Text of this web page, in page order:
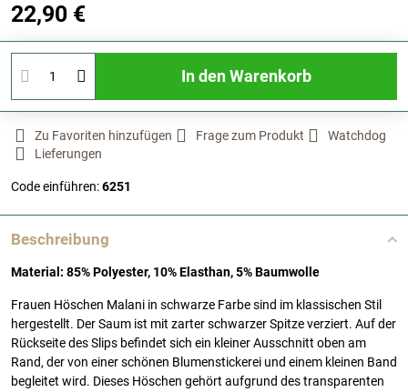
22,90 €
In den Warenkorb
Zu Favoriten hinzufügen Frage zum Produkt
Watchdog
Lieferungen
Code einführen:6251
Beschreibung
Material: 85% Polyester, 10% Elasthan, 5% Baumwolle
Frauen Höschen Malani in schwarze Farbe sind im klassischen Stil
hergestellt. Der Saum ist mit zarter schwarzer Spitze verziert. Auf der
Rückseite des Slips befindet sich ein kleiner Ausschnitt oben am
Rand, der von einer schönen Blumenstickerei und einem kleinen Band
begleitet wird. Dieses Höschen gehört aufgrund des transparenten